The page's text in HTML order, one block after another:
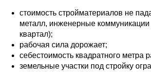
стоимость стройматериалов не
металл, инженерные коммуникации
квартал);
рабочая сила дорожает;
себестоимость квадратного метра
земельные участки под стройку